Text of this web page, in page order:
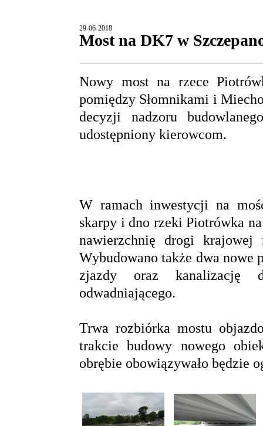
29-06-2018
Most na DK7 w
Nowy most na rzece
pomiędzy Słomnikami i
decyzji nadzoru
udostępniony kierowcom.
W ramach inwestycji na
skarpy i dno rzeki Piotrówka
nawierzchnię drogi
Wybudowano także dwa nowe
zjazdy oraz kanalizację
odwadniającego.
Trwa rozbiórka mostu
trakcie budowy nowego
obrębie obowiązywało będzie